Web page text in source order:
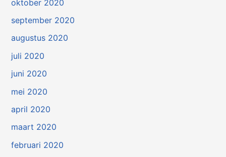
oktober 2020
september 2020
augustus 2020
juli 2020
juni 2020
mei 2020
april 2020
maart 2020
februari 2020